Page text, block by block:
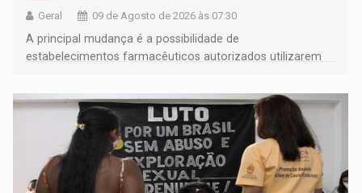
Geral 09 de Agosto de 2026 às 07:30
A principal mudança é a possibilidade de
estabelecimentos farmacêuticos autorizados utilizarem